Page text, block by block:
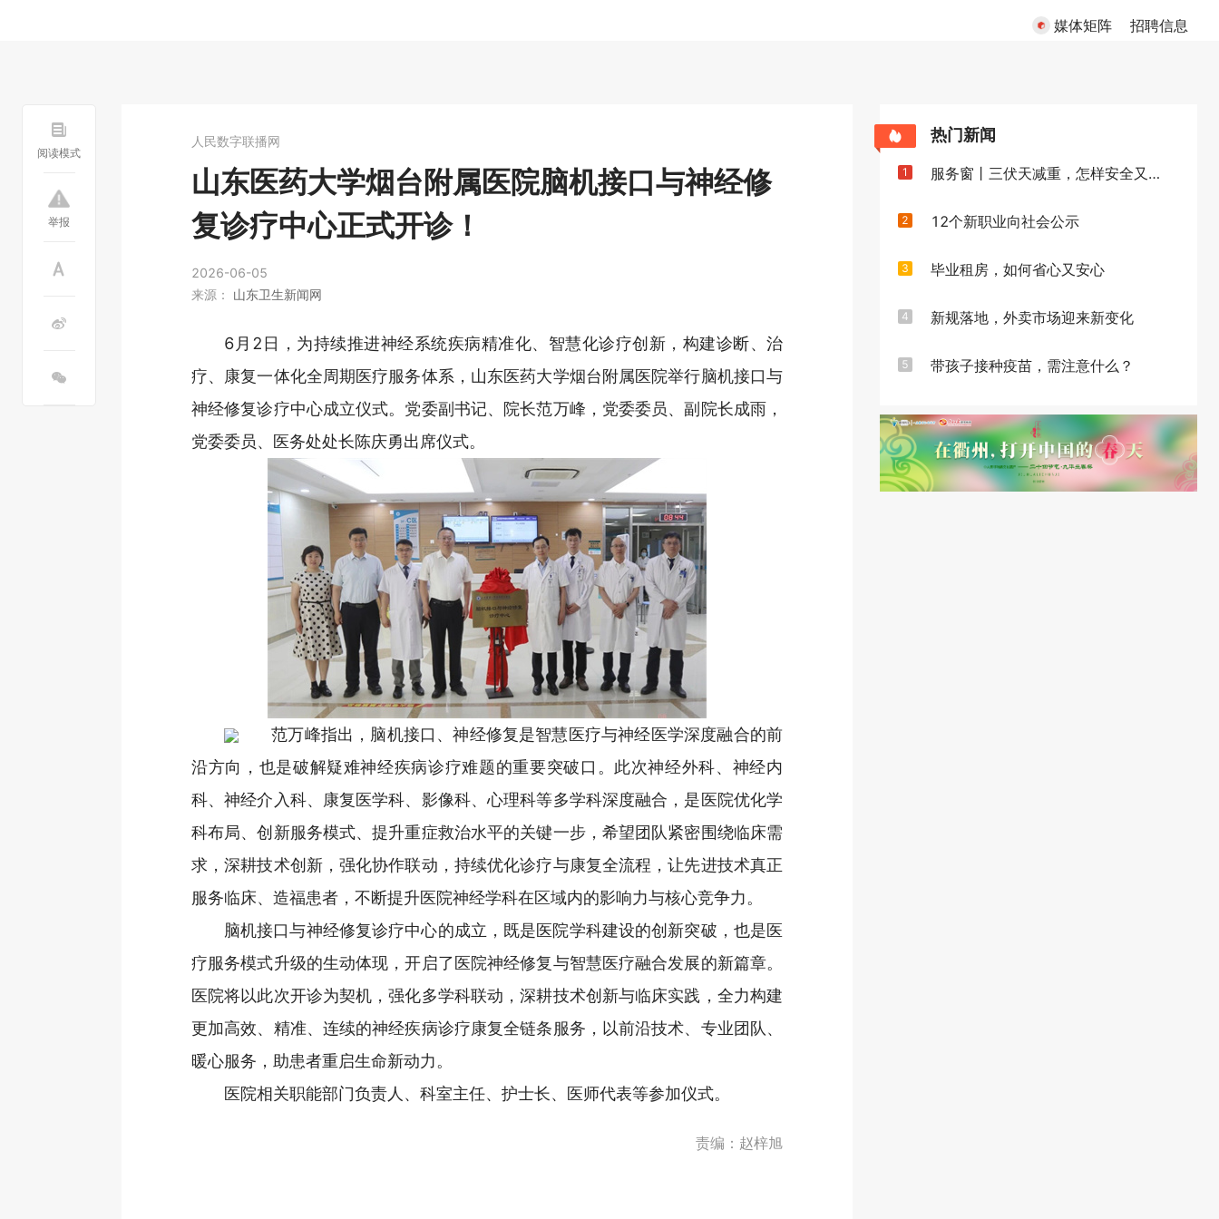
媒体矩阵 招聘信息
阅读模式
举报
人民数字联播网
山东医药大学烟台附属医院脑机接口与神经修
复诊疗中心正式开诊！
2026-06-05
来源： 山东卫生新闻网
6月2日，为持续推进神经系统疾病精准化、智慧化诊疗创新，构建诊断、治
疗、康复一体化全周期医疗服务体系，山东医药大学烟台附属医院举行脑机接口与
神经修复诊疗中心成立仪式。党委副书记、院长范万峰，党委委员、副院长成雨，
党委委员、医务处处长陈庆勇出席仪式。
范万峰指出，脑机接口、神经修复是智慧医疗与神经医学深度融合的前
沿方向，也是破解疑难神经疾病诊疗难题的重要突破口。此次神经外科、神经内
科、神经介入科、康复医学科、影像科、心理科等多学科深度融合，是医院优化学
科布局、创新服务模式、提升重症救治水平的关键一步，希望团队紧密围绕临床需
求，深耕技术创新，强化协作联动，持续优化诊疗与康复全流程，让先进技术真正
服务临床、造福患者，不断提升医院神经学科在区域内的影响力与核心竞争力。
脑机接口与神经修复诊疗中心的成立，既是医院学科建设的创新突破，也是医
疗服务模式升级的生动体现，开启了医院神经修复与智慧医疗融合发展的新篇章。
医院将以此次开诊为契机，强化多学科联动，深耕技术创新与临床实践，全力构建
更加高效、精准、连续的神经疾病诊疗康复全链条服务，以前沿技术、专业团队、
暖心服务，助患者重启生命新动力。
医院相关职能部门负责人、科室主任、护士长、医师代表等参加仪式。
责编：赵梓旭
热门新闻
1 服务窗丨三伏天减重，怎样安全又高效
2 12个新职业向社会公示
3 毕业租房，如何省心又安心
4 新规落地，外卖市场迎来新变化
5 带孩子接种疫苗，需注意什么？